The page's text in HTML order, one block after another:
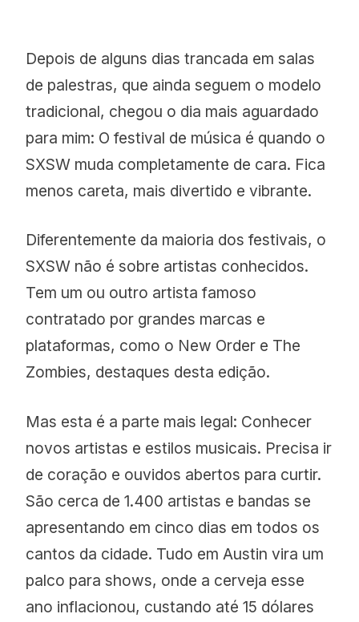
Depois de alguns dias trancada em salas
de palestras, que ainda seguem o modelo
tradicional, chegou o dia mais aguardado
para mim: O festival de música é quando o
SXSW muda completamente de cara. Fica
menos careta, mais divertido e vibrante.
Diferentemente da maioria dos festivais, o
SXSW não é sobre artistas conhecidos.
Tem um ou outro artista famoso
contratado por grandes marcas e
plataformas, como o New Order e The
Zombies, destaques desta edição.
Mas esta é a parte mais legal: Conhecer
novos artistas e estilos musicais. Precisa ir
de coração e ouvidos abertos para curtir.
São cerca de 1.400 artistas e bandas se
apresentando em cinco dias em todos os
cantos da cidade. Tudo em Austin vira um
palco para shows, onde a cerveja esse
ano inflacionou, custando até 15 dólares